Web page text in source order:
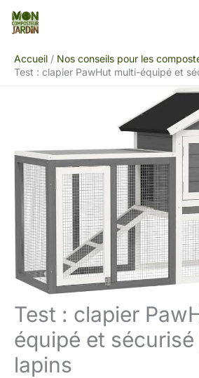
Aller
Accueil
Nos conseils pour les
Test : clapier PawHut multi-équipé et
Test : clapier
équipé et
lapins
Rechercher